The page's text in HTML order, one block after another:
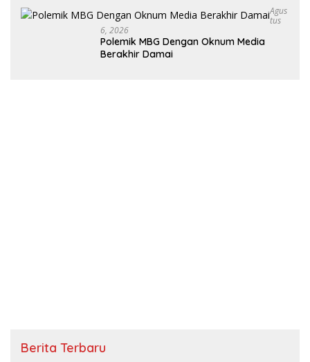
Agus
Tus
6, 2026
Polemik MBG Dengan Oknum Media
Berakhir Damai
Berita Terbaru